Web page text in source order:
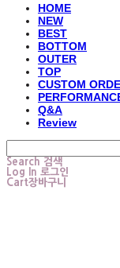
HOME
NEW
BEST
BOTTOM
OUTER
TOP
CUSTOM
Q&A
Review
Search 검색
Log In 로그인
Cart장바구니